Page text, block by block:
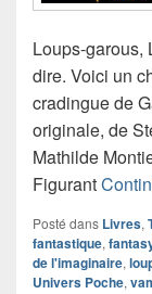
Loups-garous,
dire. Voici un
cradingue de
originale, de
Mathilde
Figurant
Posté dans Livres,
fantastique,
de l'imaginaire,
Univers Poche,